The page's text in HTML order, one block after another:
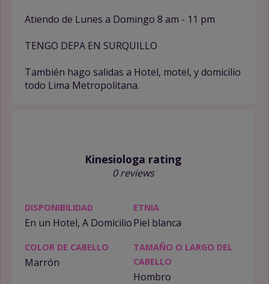
Atiendo de Lunes a Domingo 8 am - 11 pm
TENGO DEPA EN SURQUILLO
También hago salidas a Hotel, motel, y domicilio
todo Lima Metropolitana.
Kinesiologa rating
0 reviews
DISPONIBILIDAD
En un Hotel, A Domicilio
ETNIA
Piel blanca
COLOR DE CABELLO
Marrón
TAMAÑO O LARGO DEL
CABELLO
Hombro